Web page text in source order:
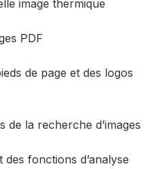
image thermique
PDF
de page et des logos
de la recherche d’images
fonctions d’analyse